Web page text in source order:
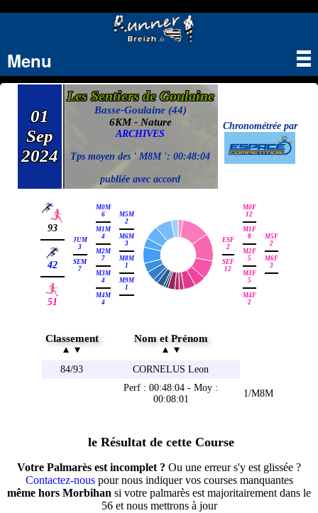
Menu
01
Sep
2024
Les Sentiers de Goulaine
Basse-Goulaine (44)
6KM - Nature
ARCHIVES
Tps moyen des ' M8M ': 00:48:04
publiée avec accord
Chronométrée par
93
42
51
JUM
3
SEM
7
M0M
6
M1M
4
M2M
7
M3M
4
M4M
4
M5M
2
M6M
3
M8M
1
M9M
1
ESF
2
SEF
12
M0F
12
M1F
8
M2F
5
M3F
5
M4F
2
M5F
2
M6F
3
Classement Nom et Prénom
84/93
CORNELUS Leon
Perf : 00:48:04 - Moy :
00:08:01
1/M8M
le Résultat de cette Course
Votre Palmarès est incomplet ? Ou une erreur s'y est glissée ?
Contactez-nouspour nous indiquer vos courses manquantes
même hors Morbihan si votre palmarès est majoritairement dans le
56 et nous mettrons à jour